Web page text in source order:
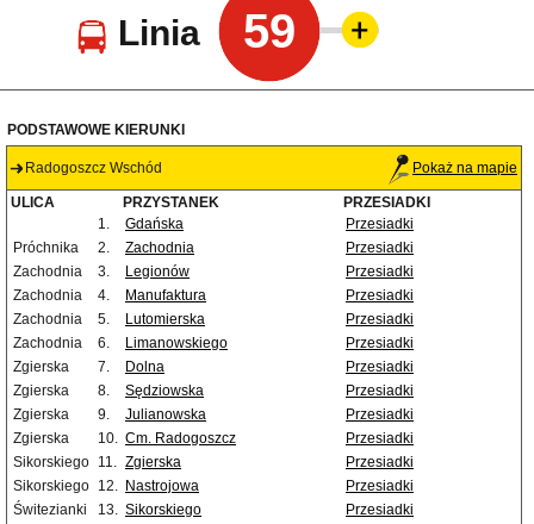
Linia 59
PODSTAWOWE KIERUNKI
Radogoszcz Wschód Pokaż na mapie
ULICA PRZYSTANEK
PRZESIADKI
1.
Gdańska
Przesiadki
Próchnika
2. Zachodnia
Przesiadki
Zachodnia
3. Legionów
Przesiadki
Zachodnia
4. Manufaktura
Przesiadki
Zachodnia
5. Lutomierska
Przesiadki
Zachodnia
6. Limanowskiego
Przesiadki
Zgierska
7. Dolna
Przesiadki
Zgierska
8. Sędziowska
Przesiadki
Zgierska
9. Julianowska
Przesiadki
Zgierska
10. Cm. Radogoszcz
Przesiadki
Sikorskiego 11. Zgierska
Przesiadki
Sikorskiego 12. Nastrojowa
Przesiadki
Świtezianki
13. Sikorskiego
Przesiadki